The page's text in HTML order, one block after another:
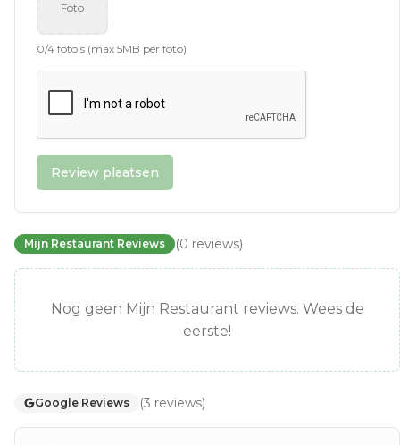
Foto
0/4 foto's (max 5MB per foto)
Review plaatsen
Mijn Restaurant Reviews (0 reviews)
Nog geen Mijn Restaurant reviews. Wees de
eerste!
Google Reviews (3 reviews)